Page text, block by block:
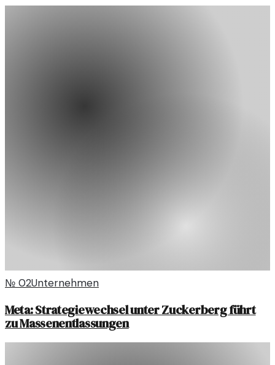
№ 02Unternehmen
Meta: Strategiewechsel unter Zuckerberg führt
zu Massenentlassungen